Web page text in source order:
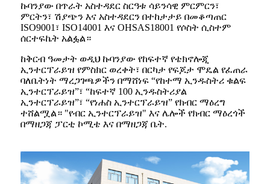
ኩባንያው በጥራት አስተዳደር ስርዓቱ ሳይንሳዊ ምርምርን፣
ምርትን፣ ሽያጭን እና አስተዳደርን በተከታታይ በመቆጣጠር
ISO9001፣ ISO14001 እና OHSAS18001 የሶስት ሲስተም
ሰርተፍኬት አልፏል።
ከቅርብ ዓመታት ወዲህ ኩባንያው የከፍተኛ የቴክኖሎጂ
ኢንተርፕራይዝ የምስክር ወረቀት፣ በርካታ የፍጆታ ሞዴል የፈጠራ
ባለቤትነት ማረጋገጫዎችን በማሸነፍ “የከተማ ኢንዱስትሪ ቁልፍ
ኢንተርፕራይዝ”፣ “ከፍተኛ 100 ኢንዱስትሪያል
ኢንተርፕራይዝ”፣ “የነሐስ ኢንተርፕራይዝ” የክብር ማዕረግ
ተሸልሟል። "የብር ኢንተርፕራይዝ" እና ሌሎች የክብር ማዕረጎች
በማዘጋጃ ፓርቲ ኮሚቴ እና በማዘጋጃ ቤት.